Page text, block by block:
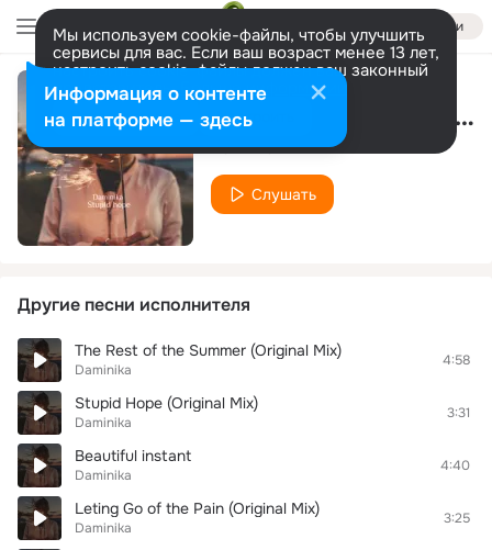
Войти
Мы используем cookie-файлы, чтобы улучшить
сервисы для вас. Если ваш возраст менее 13 лет,
настроить cookie-файлы должен ваш законный
представитель. Больше информации
Разрешить все Настроить On the edge of the ocean
Daminika
Слушать
Другие песни исполнителя
The Rest of the Summer (Original Mix)
Daminika
4:58
Stupid Hope (Original Mix)
Daminika
3:31
Beautiful instant
Daminika
4:40
Leting Go of the Pain (Original Mix)
Daminika
3:25
Информация о контенте
на платформе — здесь